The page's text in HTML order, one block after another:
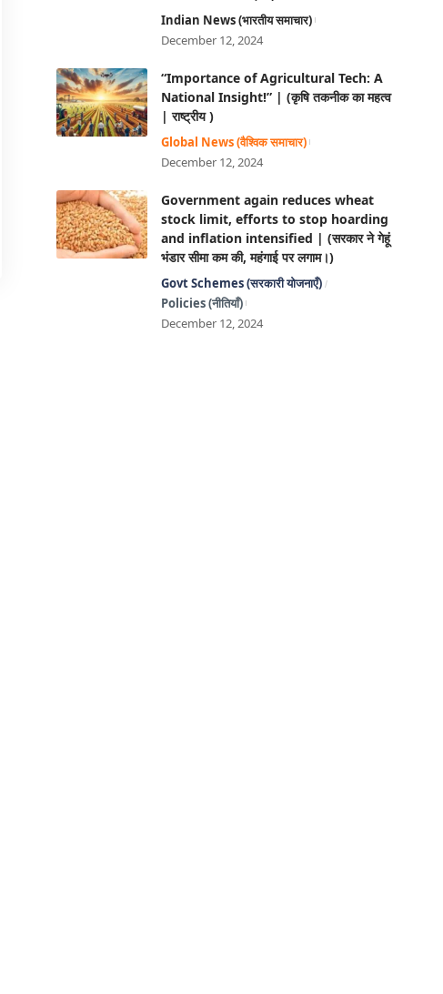
Indian News (भारतीय समाचार)
December 12, 2024
“Importance of Agricultural Tech: A
National Insight!” | (कृषि तकनीक का महत्व
| राष्ट्रीय )
Global News (वैश्विक समाचार)
December 12, 2024
Government again reduces wheat
stock limit, efforts to stop hoarding
and inflation intensified | (सरकार ने गेहूं
भंडार सीमा कम की, महंगाई पर लगाम।)
Govt Schemes (सरकारी योजनाएँ)
Policies (नीतियाँ)
December 12, 2024